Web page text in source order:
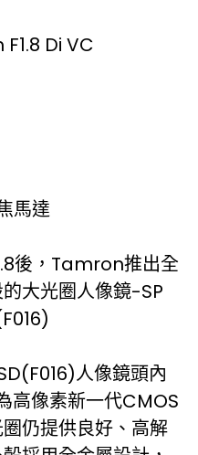
Di VC
馬達
後，Tamron推出全
大光圈人像鏡-SP
人像鏡頭內
高像素新一代CMOS
仍提供良好、高解